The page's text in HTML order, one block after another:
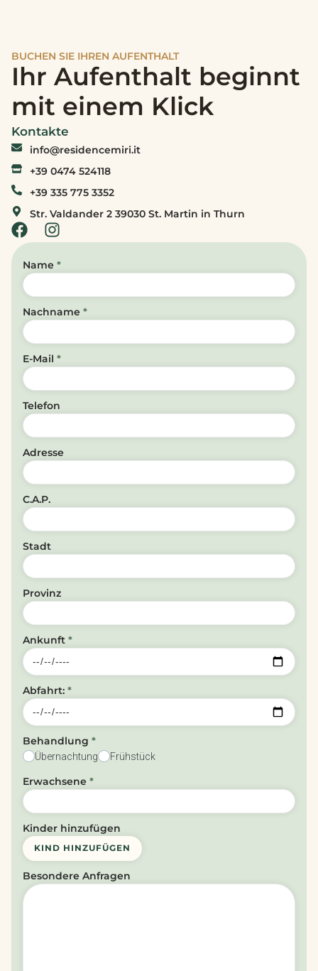
BUCHEN SIE IHREN AUFENTHALT
Ihr Aufenthalt beginnt
mit einem Klick
Kontakte
info@residencemiri.it
+39 0474 524118
+39 335 775 3352
Str. Valdander 2 39030 St. Martin in Thurn
Name *
Nachname *
E-Mail *
Telefon
Adresse
C.A.P.
Stadt
Provinz
Ankunft *
Abfahrt: *
Behandlung *
Übernachtung Frühstück
Erwachsene *
Kinder hinzufügen
KIND HINZUFÜGEN
Besondere Anfragen